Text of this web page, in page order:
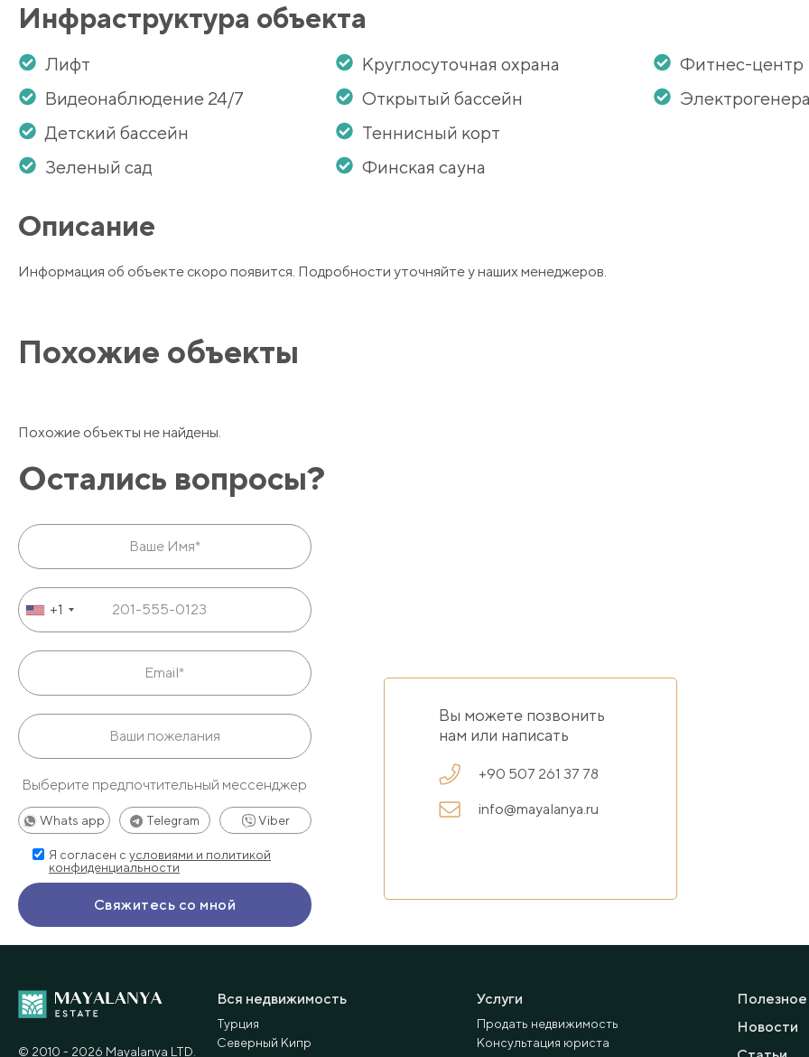
Инфраструктура объекта
Лифт
Видеонаблюдение 24/7
Детский бассейн
Зеленый сад
Круглосуточная охрана
Открытый бассейн
Теннисный корт
Финская сауна
Фитнес-центр
Описание
Информация об объекте скоро появится. Подробности уточняйте у наших менеджеров.
Похожие объекты
Похожие объекты не найдены.
Остались вопросы?
+1
Выберите предпочтительный мессенджер
Whats app Telegram Viber
Я согласен с условиями и политикой
конфиденциальности
Вы можете позвонить
нам или написать
+90 507 261 37 78
info@mayalanya.ru
Вся недвижимость
Турция
Северный Кипр
Услуги
Продать недвижимость
Консультация юриста
Полезное
Новости
© 2010 - 2026 Мayalanya LTD.